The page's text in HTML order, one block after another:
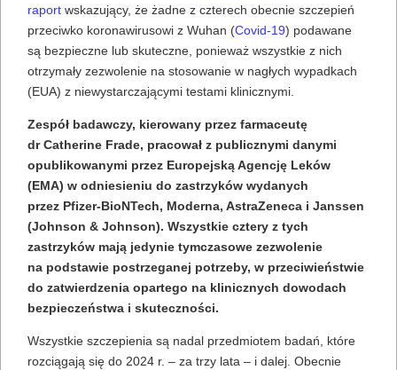
raport wskazujący, że żadne z czterech obecnie szczepień
przeciwko koronawirusowi z Wuhan (Covid-19) podawane
są bezpieczne lub skuteczne, ponieważ wszystkie z nich
otrzymały zezwolenie na stosowanie w nagłych wypadkach
(EUA) z niewystarczającymi testami klinicznymi.
Zespół badawczy, kierowany przez farmaceutę
dr Catherine Frade, pracował z publicznymi danymi
opublikowanymi przez Europejską Agencję Leków
(EMA) w odniesieniu do zastrzyków wydanych
przez Pfizer-BioNTech, Moderna, AstraZeneca i Janssen
(Johnson & Johnson). Wszystkie cztery z tych
zastrzyków mają jedynie tymczasowe zezwolenie
na podstawie postrzeganej potrzeby, w przeciwieństwie
do zatwierdzenia opartego na klinicznych dowodach
bezpieczeństwa i skuteczności.
Wszystkie szczepienia są nadal przedmiotem badań, które
rozciągają się do 2024 r. – za trzy lata – i dalej. Obecnie